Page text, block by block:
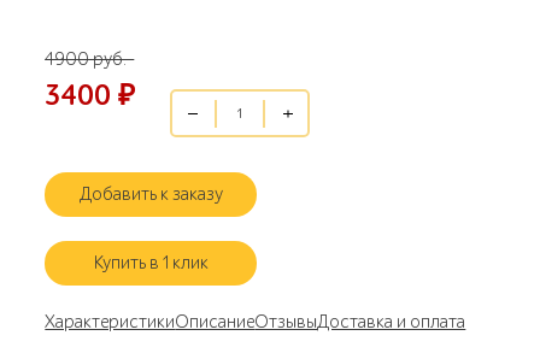
4900 руб.
3400 ₽
Добавить к заказу
Купить в 1 клик
ХарактеристикиОписаниеОтзывыДоставка и оплата